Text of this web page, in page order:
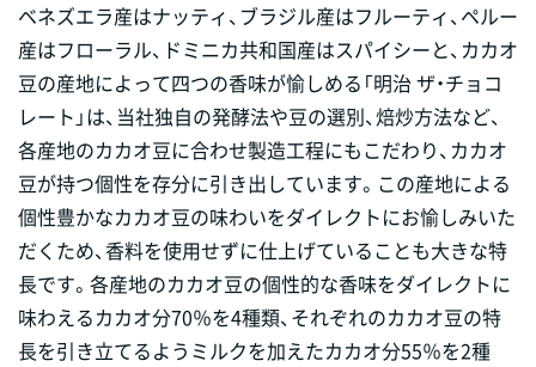
ベネズエラ産はナッティ、ブラジル産はフルーティ、ペルー
産はフローラル、ドミニカ共和国産はスパイシーと、カカオ
豆の産地によって四つの香味が愉しめる「明治 ザ・チョコ
レート」は、当社独自の発酵法や豆の選別、焙炒方法など、
各産地のカカオ豆に合わせ製造工程にもこだわり、カカオ
豆が持つ個性を存分に引き出しています。この産地による
個性豊かなカカオ豆の味わいをダイレクトにお愉しみいた
だくため、香料を使用せずに仕上げていることも大きな特
長です。各産地のカカオ豆の個性的な香味をダイレクトに
味わえるカカオ分70％を4種類、それぞれのカカオ豆の特
長を引き立てるようミルクを加えたカカオ分55％を2種